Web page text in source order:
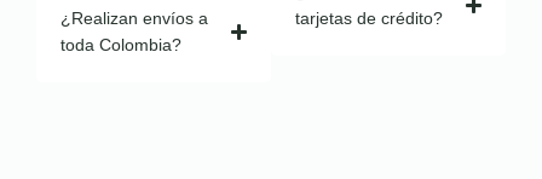
¿Realizan envíos a
toda Colombia?
tarjetas de crédito?